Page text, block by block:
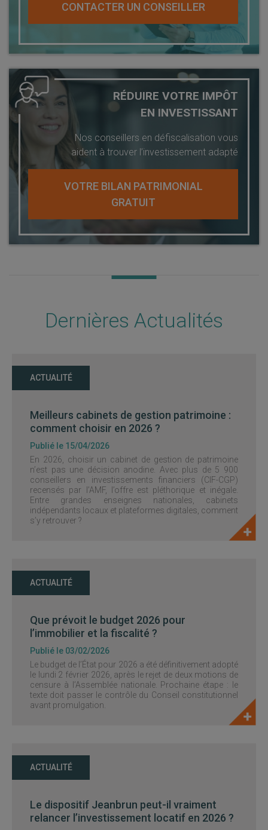
CONTACTER UN CONSEILLER
RÉDUIRE VOTRE IMPÔT
EN INVESTISSANT
Nos conseillers en défiscalisation vous
aident à trouver l’investissement adapté
VOTRE BILAN PATRIMONIAL
GRATUIT
Dernières Actualités
ACTUALITÉ
Meilleurs cabinets de gestion patrimoine :
comment choisir en 2026 ?
Publié le 15/04/2026
En 2026, choisir un cabinet de gestion de patrimoine
n’est pas une décision anodine. Avec plus de 5 900
conseillers en investissements financiers (CIF-CGP)
recensés par l’AMF, l’offre est pléthorique et inégale.
Entre grandes enseignes nationales, cabinets
indépendants locaux et plateformes digitales, comment
s’y retrouver ?
ACTUALITÉ
Que prévoit le budget 2026 pour
l’immobilier et la fiscalité ?
Publié le 03/02/2026
Le budget de l’État pour 2026 a été définitivement adopté
le lundi 2 février 2026, après le rejet de deux motions de
censure à l’Assemblée nationale. Prochaine étape : le
texte doit passer le contrôle du Conseil constitutionnel
avant promulgation.
ACTUALITÉ
Le dispositif Jeanbrun peut-il vraiment
relancer l’investissement locatif en 2026 ?